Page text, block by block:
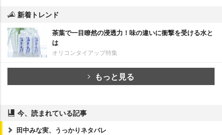
新着トレンド
茶葉で一目瞭然の浸透力！味の違いに衝撃を受ける水と
は
オリコンタイアップ特集
もっと見る
今、読まれている記事
田中みな実、うっかりネタバレ